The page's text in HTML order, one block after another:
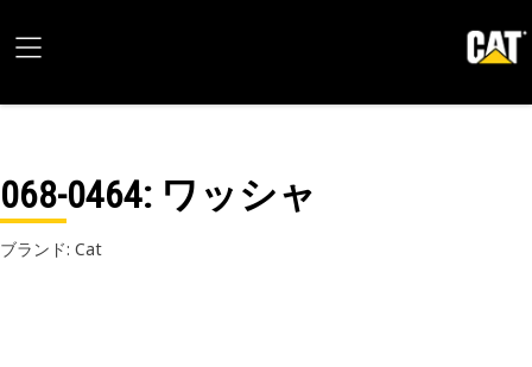
068-0464: ワッシャ
ブランド: Cat